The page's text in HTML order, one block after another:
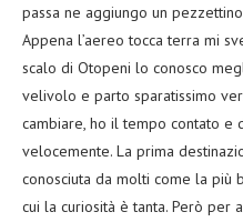
passa ne aggiungo un
Appena l’aereo tocca terra mi
scalo di Otopeni lo conosco
velivolo e parto sparatissimo
cambiare, ho il tempo contato e
velocemente. La prima
conosciuta da molti come la più
cui la curiosità è tanta. Però per